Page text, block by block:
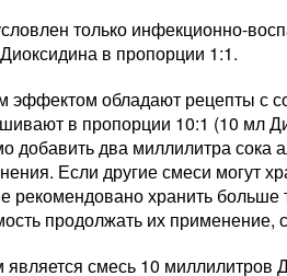
только инфекционно-
в пропорции 1:1.
обладают рецепты с
в пропорции 10:1 (10 мл
добавить два миллилитра сока
Если другие смеси могут
рекомендовано хранить
продолжать их применение,
смесь 10 миллилитров